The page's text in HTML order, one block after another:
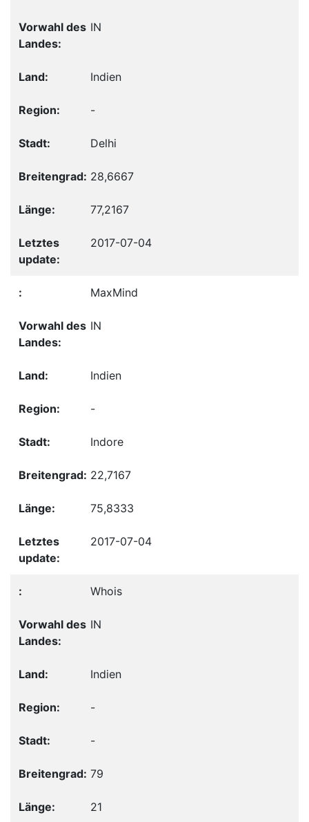
IN
Indien
-
Delhi
28,6667
77,2167
2017-07-04
MaxMind
IN
Indien
-
Indore
22,7167
75,8333
2017-07-04
Whois
IN
Indien
-
-
79
21